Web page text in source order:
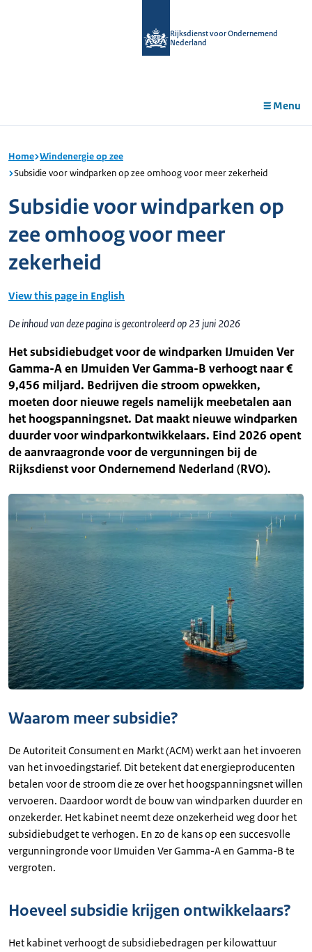
Rijksdienst voor Ondernemend
Nederland
Menu
Home Windenergie op zee
Subsidie voor windparken op zee omhoog voor meer zekerheid
Subsidie voor windparken op
zee omhoog voor meer
zekerheid
View this page in English
De inhoud van deze pagina is gecontroleerd op 23 juni 2026
Het subsidiebudget voor de windparken IJmuiden Ver
Gamma-A en IJmuiden Ver Gamma-B verhoogt naar €
9,456 miljard. Bedrijven die stroom opwekken,
moeten door nieuwe regels namelijk meebetalen aan
het hoogspanningsnet. Dat maakt nieuwe windparken
duurder voor windparkontwikkelaars. Eind 2026 opent
de aanvraagronde voor de vergunningen bij de
Rijksdienst voor Ondernemend Nederland (RVO).
Waarom meer subsidie?
De Autoriteit Consument en Markt (ACM) werkt aan het invoeren
van het invoedingstarief. Dit betekent dat energieproducenten
betalen voor de stroom die ze over het hoogspanningsnet willen
vervoeren. Daardoor wordt de bouw van windparken duurder en
onzekerder. Het kabinet neemt deze onzekerheid weg door het
subsidiebudget te verhogen. En zo de kans op een succesvolle
vergunningronde voor IJmuiden Ver Gamma-A en Gamma-B te
vergroten.
Hoeveel subsidie krijgen ontwikkelaars?
Het kabinet verhoogt de subsidiebedragen per kilowattuur